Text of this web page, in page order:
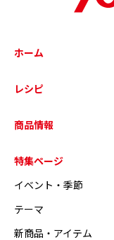
ホーム
レシピ
商品情報
特集ページ
イベント・季節
テーマ
新商品・アイテム